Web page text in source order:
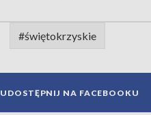
#świętokrzyskie
UDOSTĘPNIJ NA FACEBOOKU